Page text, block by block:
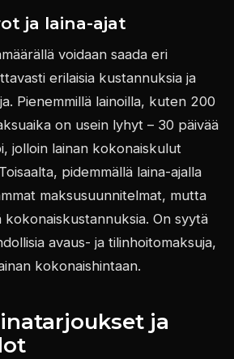
ja laina-ajat
voidaan saada eri
erilaisia kustannuksia ja
Pienemmillä lainoilla, kuten 200
on usein lyhyt – 30 päivää
jolloin lainan kokonaiskulut
pidemmällä laina-ajalla
maksusuunnitelmat, mutta
kokonaiskustannuksia. On syytä
avaus- ja tilinhoitomaksuja,
kokonaishintaan.
ja